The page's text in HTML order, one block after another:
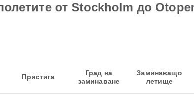
от Stockholm до
Пристига
Град на
заминаване
Заминаващо
летище